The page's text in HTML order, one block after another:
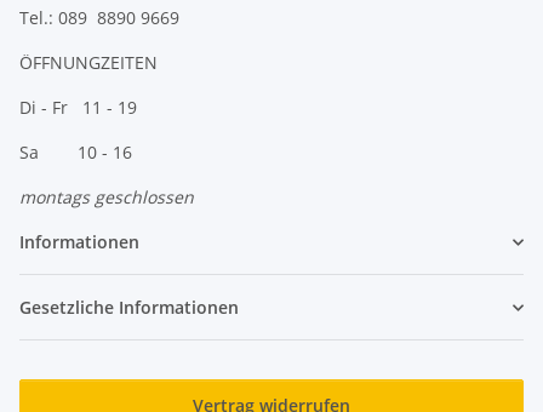
Tel.: 089 8890 9669
ÖFFNUNGZEITEN
Di - Fr 11 - 19
Sa 10 - 16
montags geschlossen
Informationen
Gesetzliche Informationen
Vertrag widerrufen